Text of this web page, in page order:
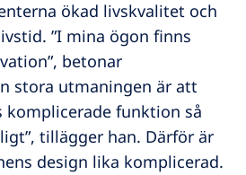
ökad livskvalitet och
”I mina ögon finns
betonar
stora utmaningen är att
komplicerade funktion så
tillägger han. Därför är
design lika komplicerad.